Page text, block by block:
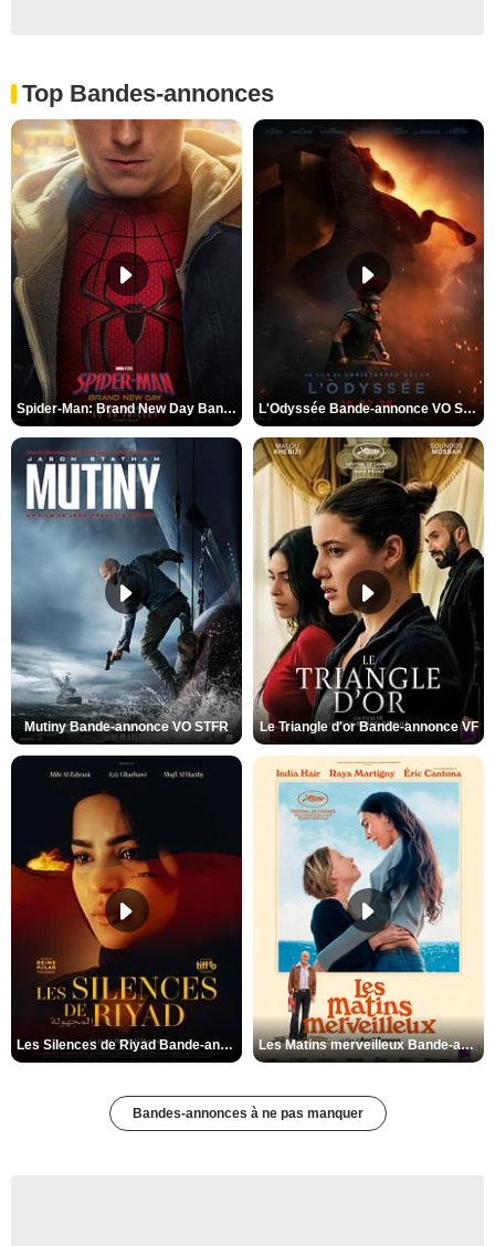
Top Bandes-annonces
Spider-Man: Brand New Day Bande-annonce VO STFR L'Odyssée Bande-annonce VO STFR
Mutiny Bande-annonce VO STFR Le Triangle d'or Bande-annonce VF
Les Silences de Riyad Bande-annonce VO STFR Les Matins merveilleux Bande-annonce VF
Bandes-annonces à ne pas manquer